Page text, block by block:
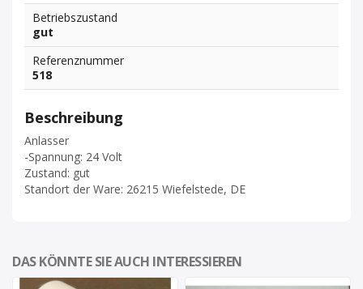
Betriebszustand
gut
Referenznummer
518
Beschreibung
Anlasser
-Spannung: 24 Volt
Zustand: gut
Standort der Ware: 26215 Wiefelstede, DE
DAS KÖNNTE SIE AUCH INTERESSIEREN